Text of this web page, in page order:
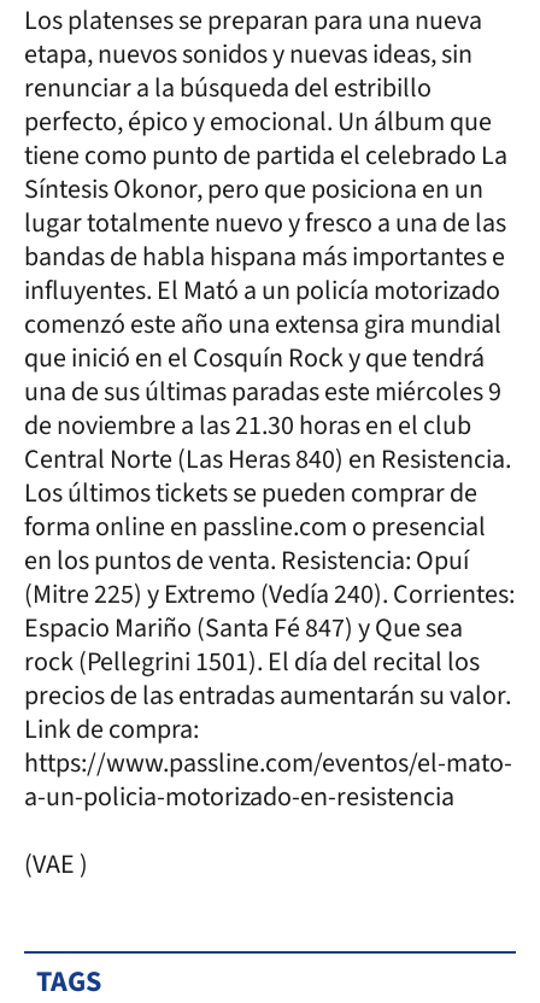
Los platenses se preparan para una nueva
etapa, nuevos sonidos y nuevas ideas, sin
renunciar a la búsqueda del estribillo
perfecto, épico y emocional. Un álbum que
tiene como punto de partida el celebrado La
Síntesis Okonor, pero que posiciona en un
lugar totalmente nuevo y fresco a una de las
bandas de habla hispana más importantes e
influyentes. El Mató a un policía motorizado
comenzó este año una extensa gira mundial
que inició en el Cosquín Rock y que tendrá
una de sus últimas paradas este miércoles 9
de noviembre a las 21.30 horas en el club
Central Norte (Las Heras 840) en Resistencia.
Los últimos tickets se pueden comprar de
forma online en passline.com o presencial
en los puntos de venta. Resistencia: Opuí
(Mitre 225) y Extremo (Vedía 240). Corrientes:
Espacio Mariño (Santa Fé 847) y Que sea
rock (Pellegrini 1501). El día del recital los
precios de las entradas aumentarán su valor.
Link de compra:
https://www.passline.com/eventos/el-mato-
a-un-policia-motorizado-en-resistencia
(VAE )
TAGS